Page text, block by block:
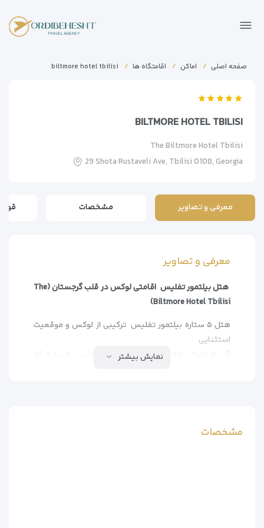
صفحه اصلی اماکن اقامتگاه ها biltmore hotel tbilisi
BILTMORE HOTEL TBILISI
The Biltmore Hotel Tbilisi
29 Shota Rustaveli Ave, Tbilisi 0108, Georgia
معرفی و تصاویر مشخصات
معرفی و تصاویر
هتل بیلتمور تفلیس اقامتی لوکس در قلب گرجستان (The
Biltmore Hotel Tbilisi)
هتل ۵ ستاره بیلتمور تفلیس ترکیبی از لوکس و موقعیت
استثنایی
اگر به دنبال بهترین هتل ۵ ستاره در تفلیس هستید که
چرا هتل بیلتمور تفلیس را انتخاب کنیم؟
نمایش بیشتر
مشخصات